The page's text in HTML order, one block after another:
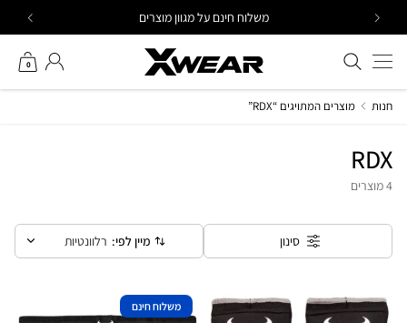
content
משלוח חינם על מגוון מוצרים
חיפוש באתר
0
החשבון שלי
חנות מוצרים המתויגים “RDX”
RDX
4 מוצרים
סינון מיין לפי: רלוונטיות
משלוח חינם